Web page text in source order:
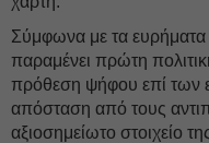
Σύμφωνα με τα ευρήματα
παραμένει πρώτη
πρόθεση ψήφου επί των
απόσταση από τους
αξιοσημείωτο στοιχείο